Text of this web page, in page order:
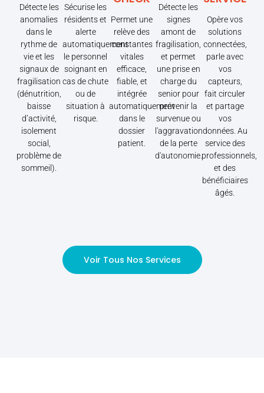
Détecte les
anomalies
dans le
rythme de
vie et les
signaux de
fragilisation
(dénutrition,
baisse
d’activité,
isolement
social,
problème de
sommeil).
Sécurise les
résidents et
alerte
automatiquement
le personnel
soignant en
cas de chute
ou de
situation à
risque.
Permet une
relève des
constantes
vitales
efficace,
fiable, et
intégrée
automatiquement
dans le
dossier
patient.
Détecte les
signes
amont de
fragilisation,
et permet
une prise en
charge du
senior pour
prévenir la
survenue ou
l'aggravation
de la perte
d'autonomie.
Opère vos
solutions
connectées,
parle avec
vos
capteurs,
fait circuler
et partage
vos
données. Au
service des
professionnels,
et des
bénéficiaires
âgés.
Voir Tous Nos Services